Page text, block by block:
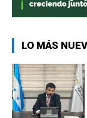
LO MÁS